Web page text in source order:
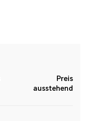
Preis
ausstehend